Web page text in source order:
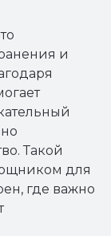
и
Такой
для
где важно